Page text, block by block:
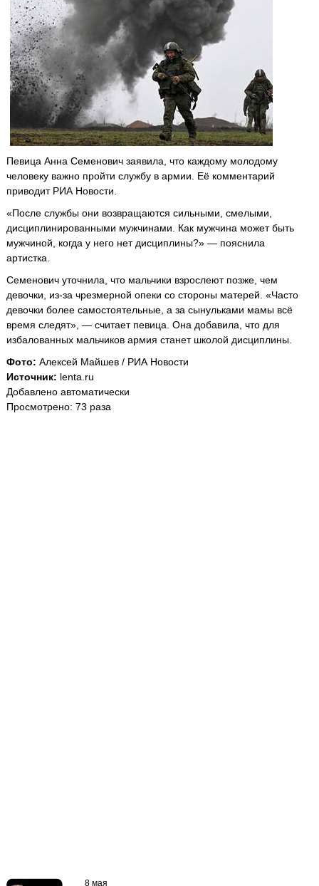
Певица Анна Семенович заявила, что каждому молодому
человеку важно пройти службу в армии. Её комментарий
приводит РИА Новости.
«После службы они возвращаются сильными, смелыми,
дисциплинированными мужчинами. Как мужчина может быть
мужчиной, когда у него нет дисциплины?» — пояснила
артистка.
Семенович уточнила, что мальчики взрослеют позже, чем
девочки, из-за чрезмерной опеки со стороны матерей. «Часто
девочки более самостоятельные, а за сынульками мамы всё
время следят», — считает певица. Она добавила, что для
избалованных мальчиков армия станет школой дисциплины.
Фото: Алексей Майшев / РИА Новости
Источник: lenta.ru
Добавлено автоматически
Просмотрено: 73 раза
8 мая